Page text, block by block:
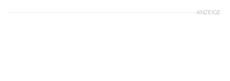
ANZEIGE